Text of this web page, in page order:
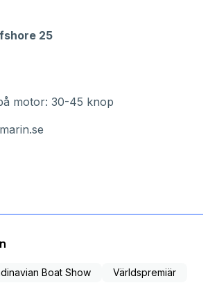
25
motor: 30-45 knop
Boat Show Världspremiär